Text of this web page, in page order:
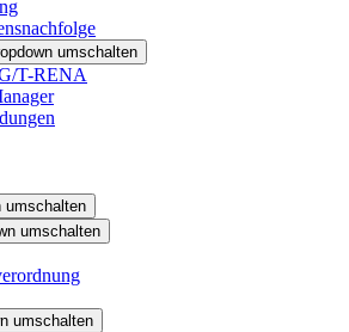
umschalten
T-RENA
umschalten
umschalten
umschalten